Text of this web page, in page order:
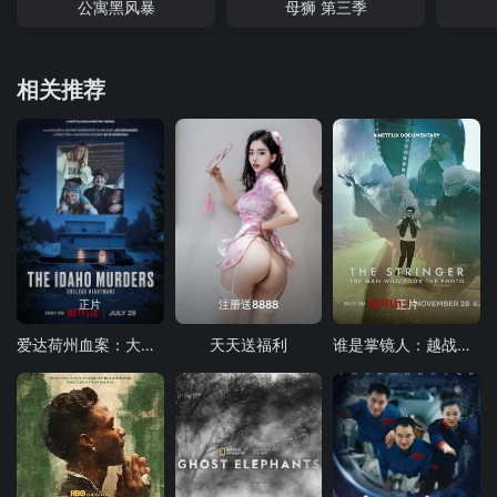
公寓黑风暴 母狮 第三季
相关推荐
正片
爱达荷州血案：大学梦魇
注册送8888
天天送福利
正片
谁是掌镜人：越战经典照片之谜